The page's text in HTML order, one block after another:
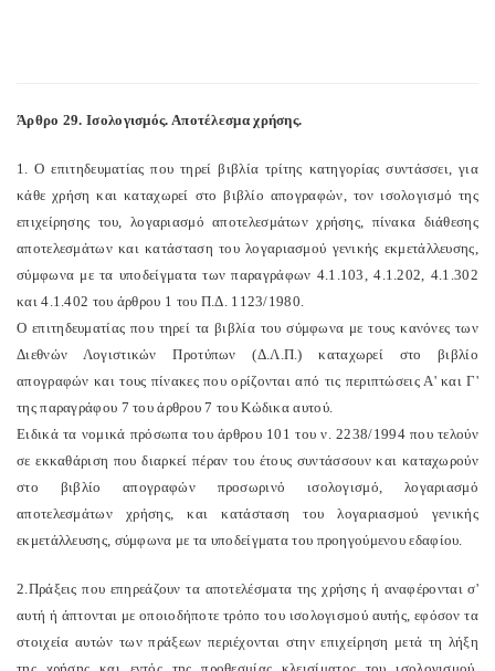
Άρθρο 29. Ισολογισμός. Αποτέλεσμα χρήσης.
1. Ο επιτηδευματίας που τηρεί βιβλία τρίτης κατηγορίας συντάσσει, για
κάθε χρήση και καταχωρεί στο βιβλίο απογραφών, τον ισολογισμό της
επιχείρησης του, λογαριασμό αποτελεσμάτων χρήσης, πίνακα διάθεσης
αποτελεσμάτων και κατάσταση του λογαριασμού γενικής εκμετάλλευσης,
σύμφωνα με τα υποδείγματα των παραγράφων 4.1.103, 4.1.202, 4.1.302
και 4.1.402 του άρθρου 1 του Π.Δ. 1123/1980.
Ο επιτηδευματίας που τηρεί τα βιβλία του σύμφωνα με τους κανόνες των
Διεθνών Λογιστικών Προτύπων (Δ.Λ.Π.) καταχωρεί στο βιβλίο
απογραφών και τους πίνακες που ορίζονται από τις περιπτώσεις Α' και Γ'
της παραγράφου 7 του άρθρου 7 του Κώδικα αυτού.
Ειδικά τα νομικά πρόσωπα του άρθρου 101 του ν. 2238/1994 που τελούν
σε εκκαθάριση που διαρκεί πέραν του έτους συντάσσουν και καταχωρούν
στο βιβλίο απογραφών προσωρινό ισολογισμό, λογαριασμό
αποτελεσμάτων χρήσης, και κατάσταση του λογαριασμού γενικής
εκμετάλλευσης, σύμφωνα με τα υποδείγματα του προηγούμενου εδαφίου.
2.Πράξεις που επηρεάζουν τα αποτελέσματα της χρήσης ή αναφέρονται σ'
αυτή ή άπτονται με οποιοδήποτε τρόπο του ισολογισμού αυτής, εφόσον τα
στοιχεία αυτών των πράξεων περιέχονται στην επιχείρηση μετά τη λήξη